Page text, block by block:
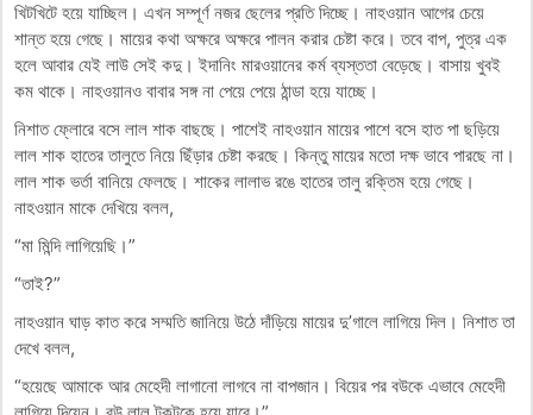
খিটখিটে হয়ে যাচ্ছিল। এখন সম্পূর্ণ নজর ছেলের প্রতি দিচ্ছে। নাহওয়ান আগের চেয়ে
শান্ত হয়ে গেছে। মায়ের কথা অক্ষরে অক্ষরে পালন করার চেষ্টা করে। তবে বাপ, পুত্র এক
হলে আবার যেই লাউ সেই কদু। ইদানিং মারওয়ানের কর্ম ব্যস্ততা বেড়েছে। বাসায় খুবই
কম থাকে। নাহওয়ানও বাবার সঙ্গ না পেয়ে পেয়ে ঠান্ডা হয়ে যাচ্ছে।
নিশাত ফ্লোরে বসে লাল শাক বাছছে। পাশেই নাহওয়ান মায়ের পাশে বসে হাত পা ছড়িয়ে
লাল শাক হাতের তালুতে নিয়ে ছিঁড়ার চেষ্টা করছে। কিন্তু মায়ের মতো দক্ষ ভাবে পারছে না।
লাল শাক ভর্তা বানিয়ে ফেলছে। শাকের লালাভ রঙে হাতের তালু রক্তিম হয়ে গেছে।
নাহওয়ান মাকে দেখিয়ে বলল,
“মা মিন্দি লাগিয়েছি।”
“তাই?”
নাহওয়ান ঘাড় কাত করে সম্মতি জানিয়ে উঠে দাঁড়িয়ে মায়ের দু’গালে লাগিয়ে দিল। নিশাত তা
দেখে বলল,
“হয়েছে আমাকে আর মেহেদী লাগানো লাগবে না বাপজান। বিয়ের পর বউকে এভাবে মেহেদী